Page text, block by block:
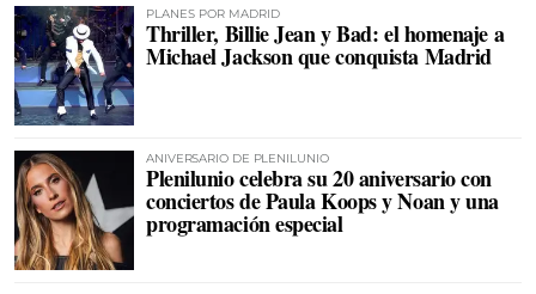
PLANES POR MADRID
Thriller, Billie Jean y Bad: el homenaje a
Michael Jackson que conquista Madrid
ANIVERSARIO DE PLENILUNIO
Plenilunio celebra su 20 aniversario con
conciertos de Paula Koops y Noan y una
programación especial